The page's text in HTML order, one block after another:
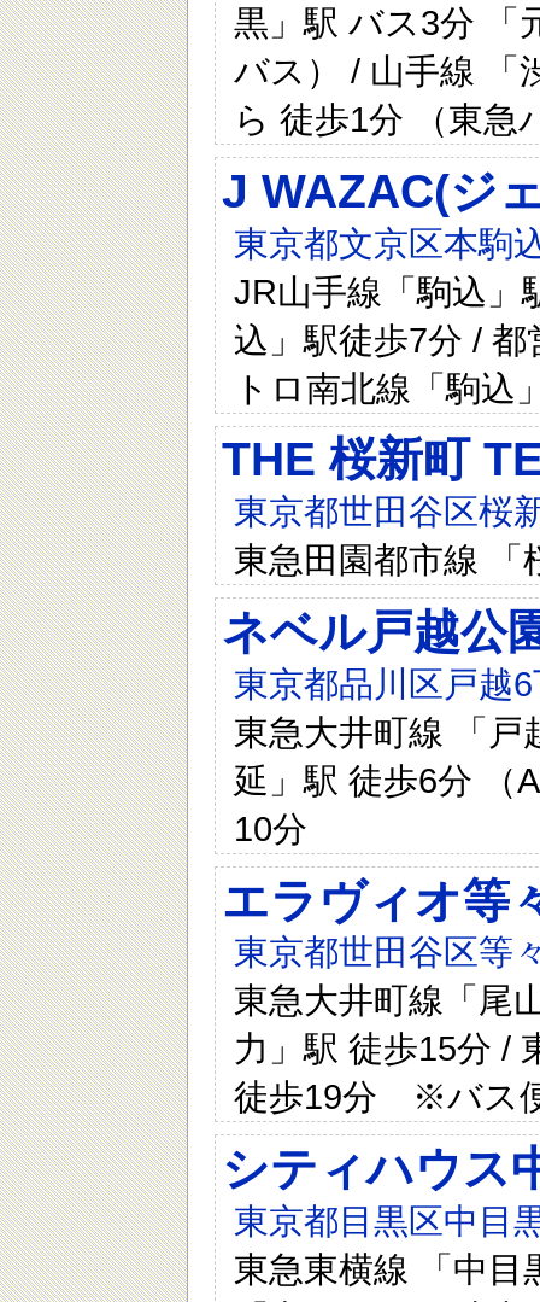
黒」駅 バス3分 「
バス） / 山手線 「
ら 徒歩1分 （東急
J WAZAC(ジ
東京都文京区本駒
JR山手線「駒込」
込」駅徒歩7分 /
トロ南北線「駒込
THE 桜新町
東京都世田谷区桜
東急田園都市線 「
ネベル戸越公
東京都品川区戸越
東急大井町線 「戸
延」駅 徒歩6分 （
10分
エラヴィオ等
東京都世田谷区等
東急大井町線「尾
力」駅 徒歩15分 /
徒歩19分 ※バス
シティハウス
東京都目黒区中目
東急東横線 「中目